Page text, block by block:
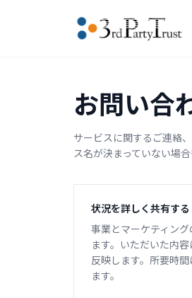
お問い合
サービスに関するご連絡
ス名が決まっていない場
状況を詳しく共有する
事業とマーケティン
ます。いただいた内
反映します。所要時
ます。